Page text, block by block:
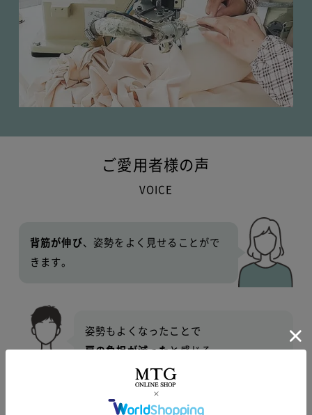
ご愛用者様の声
VOICE
背筋が伸び、姿勢をよく見せることがで
きます。
姿勢もよくなったことで
肩の負担が減ったと感じる。